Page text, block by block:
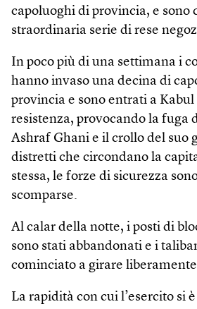
capoluoghi di provincia, e sono
straordinaria serie di rese
In poco più di una settimana i
hanno invaso una decina di
provincia e sono entrati a
resistenza, provocando la fuga
Ashraf Ghani e il crollo del suo
distretti che circondano la
stessa, le forze di sicurezza
scomparse.
Al calar della notte, i posti di
sono stati abbandonati e i
cominciato a girare
La rapidità con cui l’esercito si